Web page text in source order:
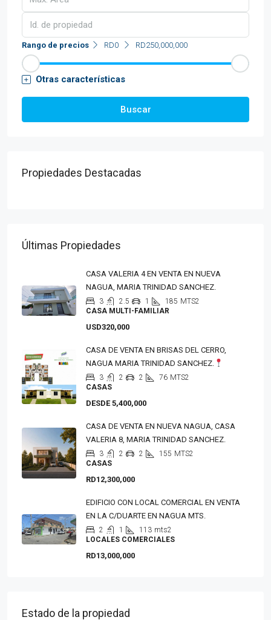
Rango de precios RD0 RD250,000,000
Otras características
Buscar
Propiedades Destacadas
Últimas Propiedades
CASA VALERIA 4 EN VENTA EN NUEVA
NAGUA, MARIA TRINIDAD SANCHEZ.
3 2.5 1 185 MTS2
CASA MULTI-FAMILIAR
USD320,000
CASA DE VENTA EN BRISAS DEL CERRO,
NAGUA MARIA TRINIDAD SANCHEZ.
3 2 2 76 MTS2
CASAS
DESDE 5,400,000
CASA DE VENTA EN NUEVA NAGUA, CASA
VALERIA 8, MARIA TRINIDAD SANCHEZ.
3 2 2 155 MTS2
CASAS
RD12,300,000
EDIFICIO CON LOCAL COMERCIAL EN VENTA
EN LA C/DUARTE EN NAGUA MTS.
2 1 113 mts2
LOCALES COMERCIALES
RD13,000,000
Estado de la propiedad